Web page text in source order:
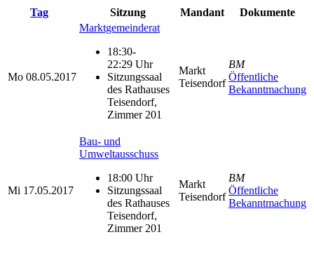
Tag Sitzung Mandant Dokumente
Mo 08.05.2017
Marktgemeinderat
18:30-
22:29 Uhr
Sitzungssaal
des Rathauses
Teisendorf,
Zimmer 201
Markt
Teisendorf
BM
Öffentliche
Bekanntmachung
Mi 17.05.2017
Bau- und
Umweltausschuss
18:00 Uhr
Sitzungssaal
des Rathauses
Teisendorf,
Zimmer 201
Markt
Teisendorf
BM
Öffentliche
Bekanntmachung